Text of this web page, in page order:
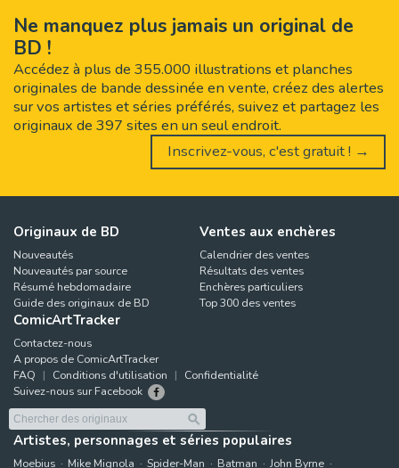
Ne manquez plus jamais un original de
BD !
Accédez à plus de 355.000 illustrations et planches
originales de bande dessinée en vente, créez des alertes
sur vos artistes et séries préférés, suivez et partagez les
originaux de 397 sites en un seul endroit.
Inscrivez-vous, c'est gratuit ! →
Originaux de BD
Nouveautés
Nouveautés par source
Résumé hebdomadaire
Guide des originaux de BD
Ventes aux enchères
Calendrier des ventes
Résultats des ventes
Enchères particuliers
Top 300 des ventes
ComicArtTracker
Contactez-nous
A propos de ComicArtTracker
FAQ
Conditions d'utilisation
Confidentialité
Suivez-nous sur Facebook
Artistes, personnages et séries populaires
Moebius Mike Mignola Spider-Man Batman
John Byrne